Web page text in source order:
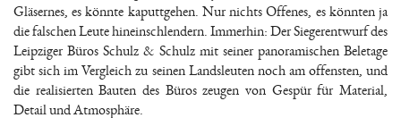
Gläsernes, es könnte kaputtgehen. Nur nichts Offenes, es könnten ja
die falschen Leute hineinschlendern. Immerhin: Der Siegerentwurf des
Leipziger Büros Schulz & Schulz mit seiner panoramischen Beletage
gibt sich im Vergleich zu seinen Landsleuten noch am offensten, und
die realisierten Bauten des Büros zeugen von Gespür für Material,
Detail und Atmosphäre.